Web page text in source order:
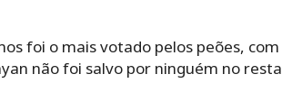
foi o mais votado pelos peões, com
não foi salvo por ninguém no resta